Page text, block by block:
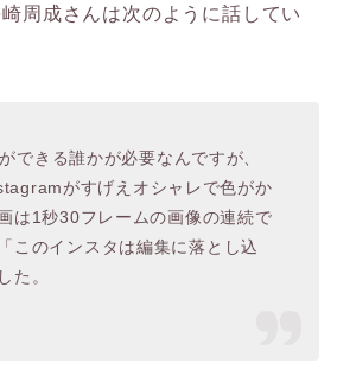
周成さんは次のように話してい
できる誰かが必要なんですが、
がすげえオシャレで色がか
は1秒30フレームの画像の連続で
このインスタは編集に落とし込
た。